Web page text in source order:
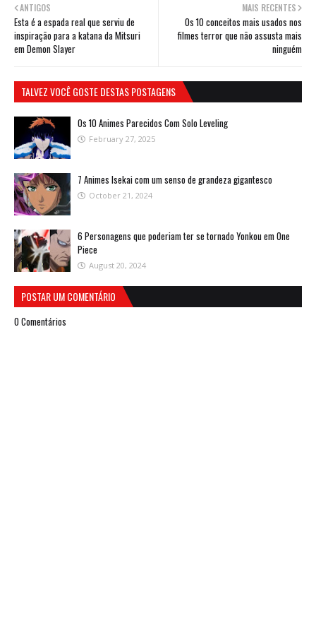
MAIS RECENTES
Os 10 conceitos mais usados nos
filmes terror que não assusta mais
ninguém
ANTIGOS
Esta é a espada real que serviu de
inspiração para a katana da Mitsuri
em Demon Slayer
TALVEZ VOCÊ GOSTE DESTAS POSTAGENS
Os 10 Animes Parecidos Com Solo Leveling
February 27, 2025
7 Animes Isekai com um senso de grandeza gigantesco
October 21, 2024
6 Personagens que poderiam ter se tornado Yonkou em One
Piece
August 20, 2024
POSTAR UM COMENTÁRIO
0 Comentários